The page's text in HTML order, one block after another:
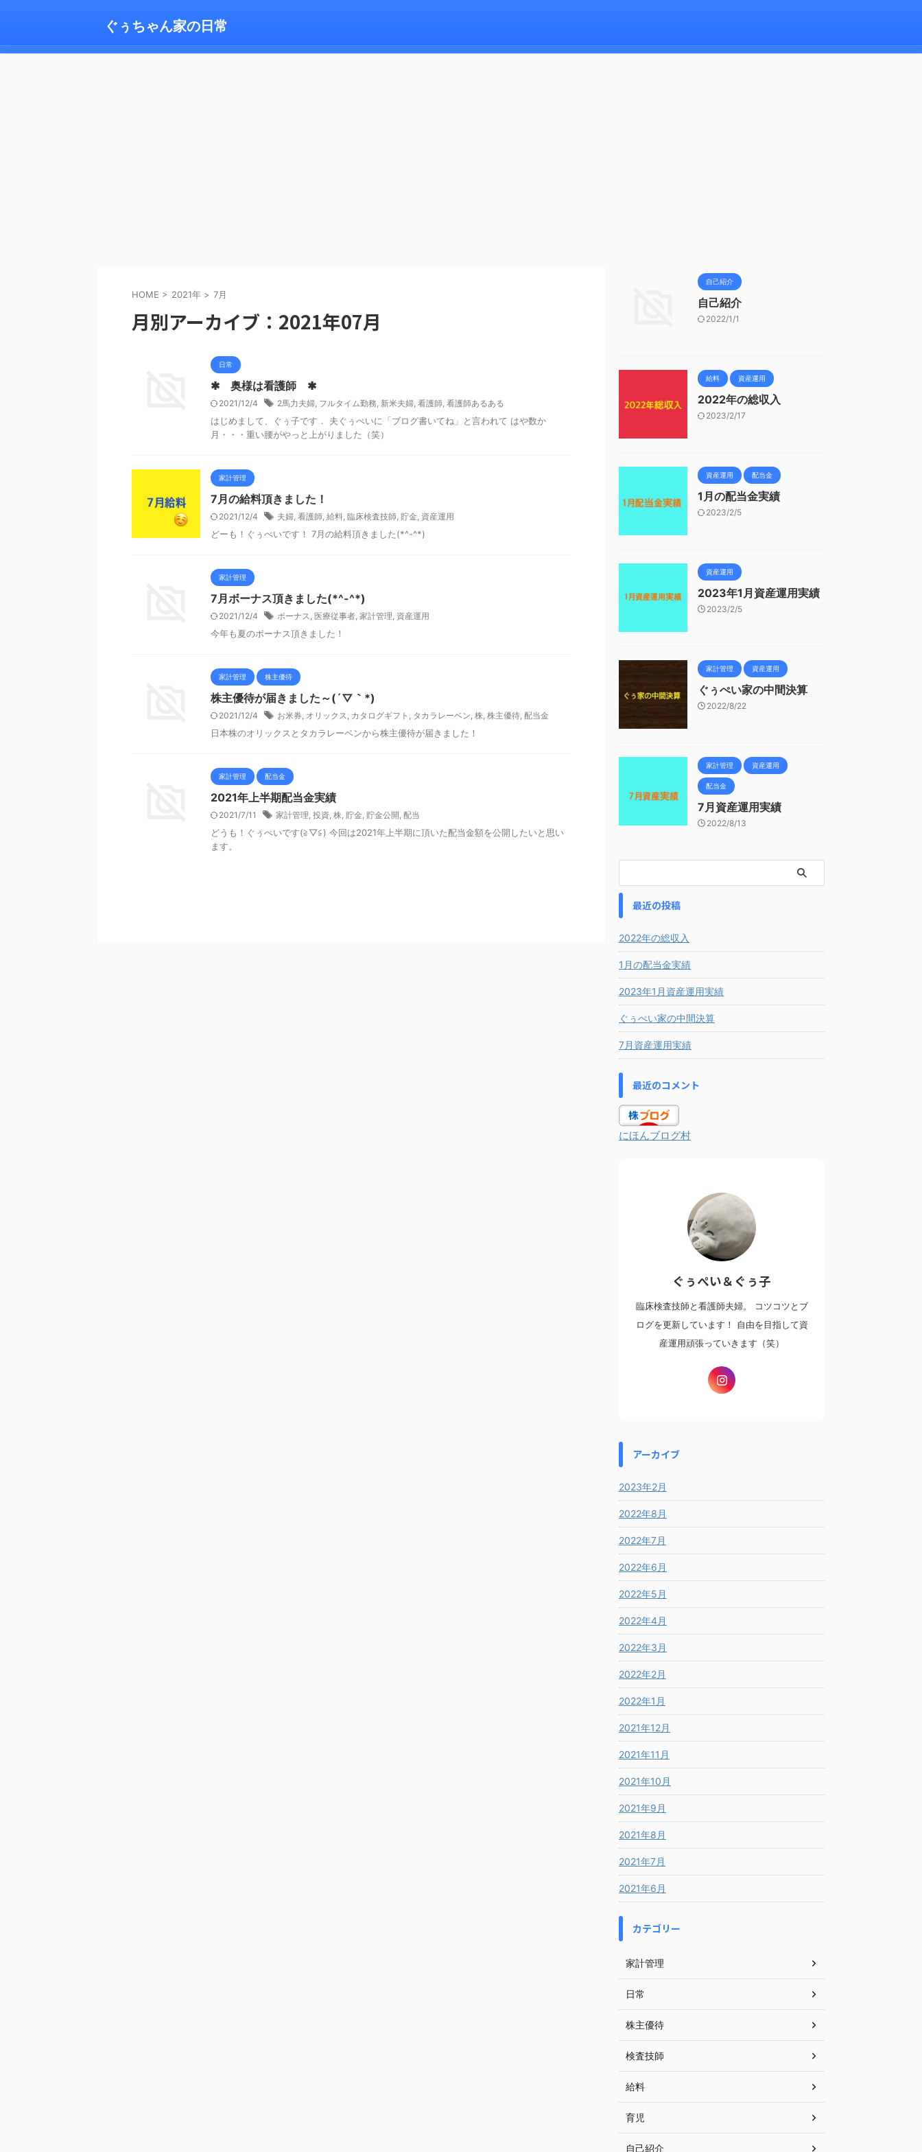
ぐぅちゃん家の日常
HOME > 2021年 > 7月
月別アーカイブ：2021年07月
日常
✱ 奥様は看護師 ✱
2021/12/4 2馬力夫婦, フルタイム勤務, 新米夫婦, 看護師, 看護師あるある
はじめまして、ぐぅ子です． 夫ぐぅぺいに「ブログ書いてね」と言われて はや数か
月・・・重い腰がやっと上がりました（笑）
家計管理
7月の給料頂きました！
2021/12/4 夫婦, 看護師, 給料, 臨床検査技師, 貯金, 資産運用
どーも！ぐぅぺいです！ 7月の給料頂きました(*^-^*)
家計管理
7月ボーナス頂きました(*^-^*)
2021/12/4 ボーナス, 医療従事者, 家計管理, 資産運用
今年も夏のボーナス頂きました！
家計管理 株主優待
株主優待が届きました～(´▽｀*)
2021/12/4 お米券, オリックス, カタログギフト , タカラレーベン, 株, 株主優待, 配当金
日本株のオリックスとタカラレーベンから株主優待が届きました！
家計管理 配当金
2021年上半期配当金実績
2021/7/11 家計管理, 投資, 株, 貯金, 貯金公開, 配当
どうも！ぐぅぺいです(≧▽≦) 今回は2021年上半期に頂いた配当金額を公開したいと思い
ます。
自己紹介
自己紹介
2022/1/1
給料 資産運用
2022年の総収入
2023/2/17
資産運用 配当金
1月の配当金実績
2023/2/5
資産運用
2023年1月資産運用実績
2023/2/5
家計管理 資産運用
ぐぅぺい家の中間決算
2022/8/22
家計管理 資産運用
配当金
7月資産運用実績
2022/8/13
最近の投稿
2022年の総収入
1月の配当金実績
2023年1月資産運用実績
ぐぅぺい家の中間決算
7月資産運用実績
最近のコメント
にほんブログ村
ぐぅぺい＆ぐぅ子
臨床検査技師と看護師夫婦。 コツコツとブ
ログを更新しています！ 自由を目指して資
産運用頑張っていきます（笑）
アーカイブ
2023年2月
2022年8月
2022年7月
2022年6月
2022年5月
2022年4月
2022年3月
2022年2月
2022年1月
2021年12月
2021年11月
2021年10月
2021年9月
2021年8月
2021年7月
2021年6月
カテゴリー
家計管理
日常
株主優待
検査技師
給料
育児
自己紹介